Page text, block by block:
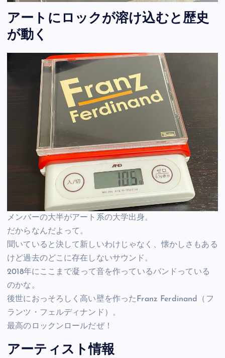
アートにロックが溶け込むと歴史
が動く
メンバーの大半がアート系の大学出身。
だからなんだよって。
聞いていると決して新しいわけじゃなく、懐かしさもある
けど過去のどこに存在しないサウンド。
2018年にここまで凝って音を作っているバンドっている
のかな。
後世におっそろしく高い壁を作ったFranz Ferdinand（フ
ランツ・フェルディナンド）。
最高のロックンロールだぜ！
アーティスト情報